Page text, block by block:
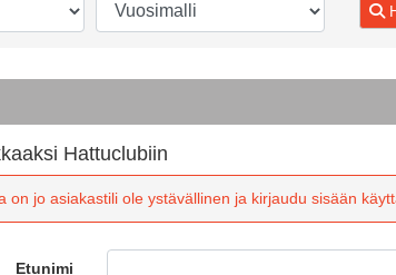
Hattuclubiin
on jo asiakastili ole ystävällinen ja kirjaudu sisään
Etunimi